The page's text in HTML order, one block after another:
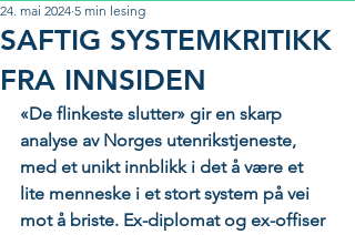
SAFTIG SYSTEMKRITIKK
FRA INNSIDEN
24. mai 2024 5 min lesing
«De flinkeste slutter» gir en skarp
analyse av Norges utenrikstjeneste,
med et unikt innblikk i det å være et
lite menneske i et stort system på vei
mot å briste. Ex-diplomat og ex-offiser